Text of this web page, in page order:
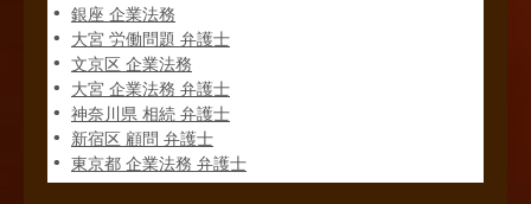
銀座 企業法務
大宮 労働問題 弁護士
文京区 企業法務
大宮 企業法務 弁護士
神奈川県 相続 弁護士
新宿区 顧問 弁護士
東京都 企業法務 弁護士